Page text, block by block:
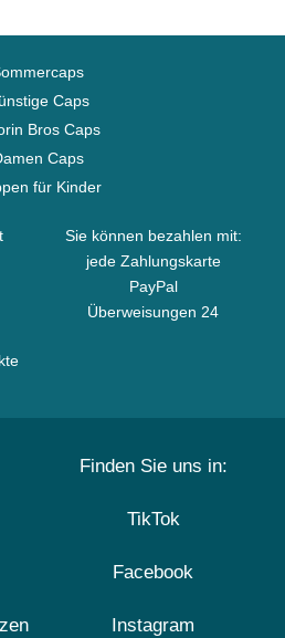
Caps
Bros Caps
Caps
für Kinder
Sie können bezahlen mit:
jede Zahlungskarte
PayPal
Überweisungen 24
Finden Sie uns in:
TikTok
Facebook
Instagram